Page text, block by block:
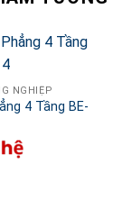
NGHIỆP
4 Tầng BE-